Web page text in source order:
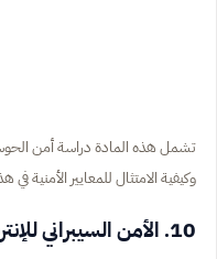
تشمل هذه المادة دراسة أمن
وكيفية الامتثال للمعايير الأمنية في
10. الأمن السيبراني للإنترنت الأشياء: